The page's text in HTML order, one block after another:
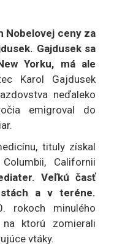
Nobelovej ceny za
Gajdusek sa
Yorku, má ale
Karol Gajdusek
neďaleko
emigroval do
tituly získal
Californii
Veľkú časť
a v teréne.
rokoch minulého
ktorú zomierali
vtáky.